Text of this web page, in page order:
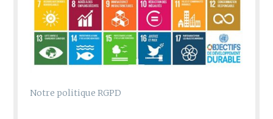
Notre politique RGPD